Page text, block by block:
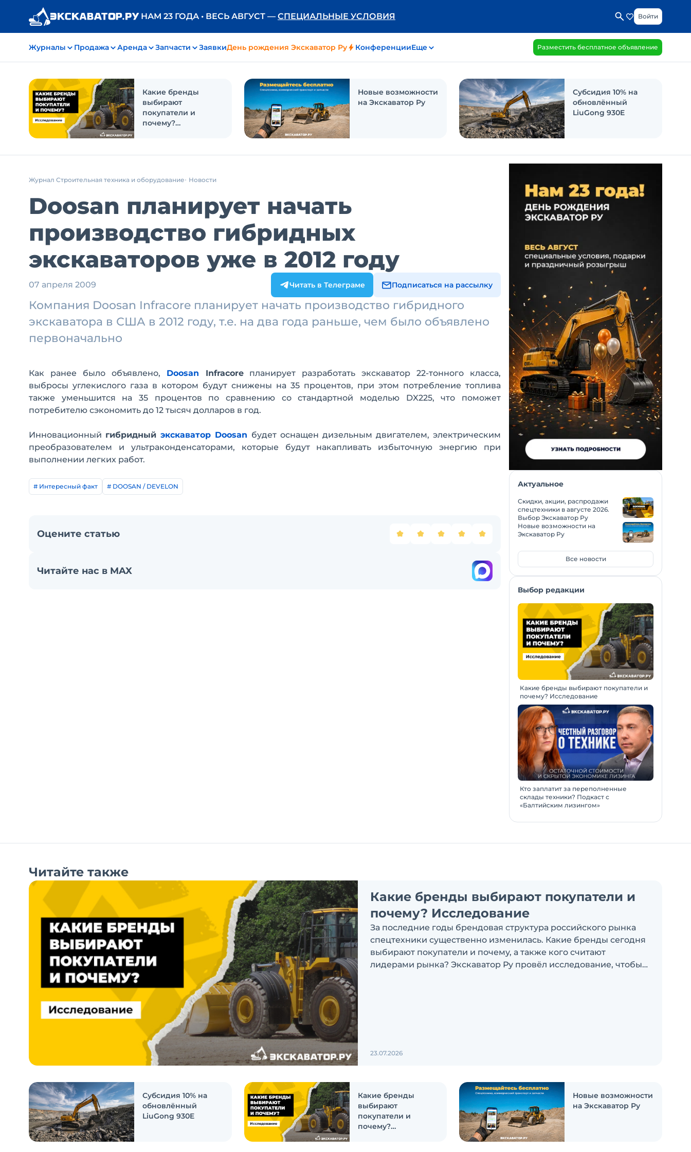
НАМ 23 ГОДА • ВЕСЬ АВГУСТ — СПЕЦИАЛЬНЫЕ УСЛОВИЯ Войти
Журналы Продажа Аренда Запчасти ЗаявкиДень рождения Экскаватор Ру КонференцииЕще Разместить бесплатное объявление
Какие бренды
выбирают
покупатели и
почему?
Новые возможности
на Экскаватор Ру
Субсидия 10% на
обновлённый
LiuGong 930E
Журнал Строительная техника и оборудование Новости
Doosan планирует начать
производство гибридных
экскаваторов уже в 2012 году
07 апреля 2009 Читать в Телеграме Подписаться на рассылку
Компания Doosan Infracore планирует начать производство гибридного
экскаватора в США в 2012 году, т.е. на два года раньше, чем было объявлено
первоначально
Как ранее было объявлено, Doosan Infracoreпланирует разработать экскаватор 22-тонного класса,
выбросы углекислого газа в котором будут снижены на 35 процентов, при этом потребление топлива
также уменьшится на 35 процентов по сравнению со стандартной моделью DX225, что поможет
потребителю сэкономить до 12 тысяч долларов в год.
Инновационный гибридныйэкскаватор Doosan будет оснащен дизельным двигателем, электрическим
преобразователем и ультраконденсаторами, которые будут накапливать избыточную энергию при
выполнении легких работ.
# Интересный факт # DOOSAN / DEVELON
Оцените статью
Читайте нас в MAX
Актуальное
Скидки, акции, распродажи
спецтехники в августе 2026.
Выбор Экскаватор Ру
Новые возможности на
Экскаватор Ру
Все новости
Выбор редакции
Какие бренды выбирают покупатели и
почему? Исследование
Кто заплатит за переполненные
склады техники? Подкаст с
«Балтийским лизингом»
Читайте также
Какие бренды выбирают покупатели и
почему? Исследование
За последние годы брендовая структура российского рынка
спецтехники существенно изменилась. Какие бренды сегодня
выбирают покупатели и почему, а также кого считают
лидерами рынка? Экскаватор Ру провёл исследование, чтобы
23.07.2026
Субсидия 10% на
обновлённый
LiuGong 930E
Какие бренды
выбирают
покупатели и
почему?
Новые возможности
на Экскаватор Ру